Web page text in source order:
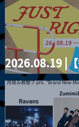
2026.08.19 |
RIGHT!! vol.27